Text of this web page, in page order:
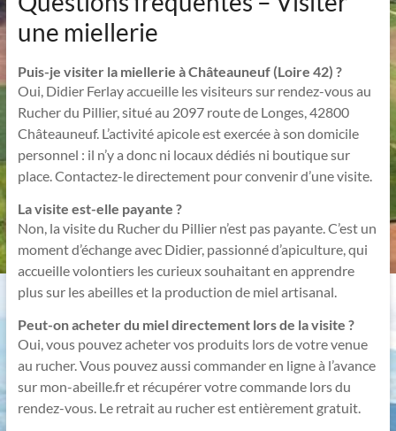
une miellerie
Puis-je visiter la miellerie à Châteauneuf (Loire 42) ?
Oui, Didier Ferlay accueille les visiteurs sur rendez-vous au
Rucher du Pillier, situé au 2097 route de Longes, 42800
Châteauneuf. L’activité apicole est exercée à son domicile
personnel : il n’y a donc ni locaux dédiés ni boutique sur
place. Contactez-le directement pour convenir d’une visite.
La visite est-elle payante ?
Non, la visite du Rucher du Pillier n’est pas payante. C’est un
moment d’échange avec Didier, passionné d’apiculture, qui
accueille volontiers les curieux souhaitant en apprendre
plus sur les abeilles et la production de miel artisanal.
Peut-on acheter du miel directement lors de la visite ?
Oui, vous pouvez acheter vos produits lors de votre venue
au rucher. Vous pouvez aussi commander en ligne à l’avance
sur mon-abeille.fr et récupérer votre commande lors du
rendez-vous. Le retrait au rucher est entièrement gratuit.